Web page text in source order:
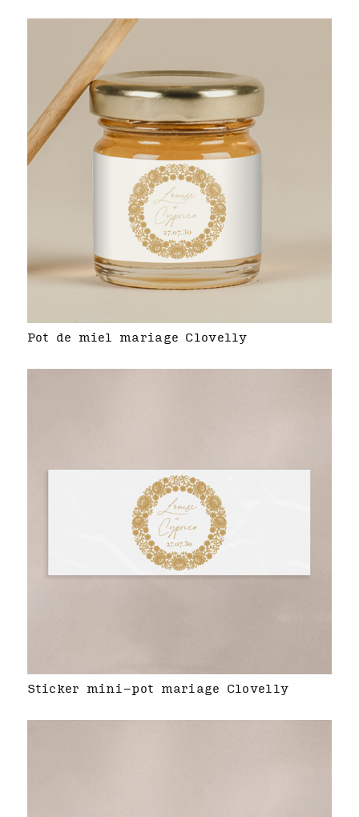
Pot de miel mariage Clovelly
Sticker mini-pot mariage Clovelly